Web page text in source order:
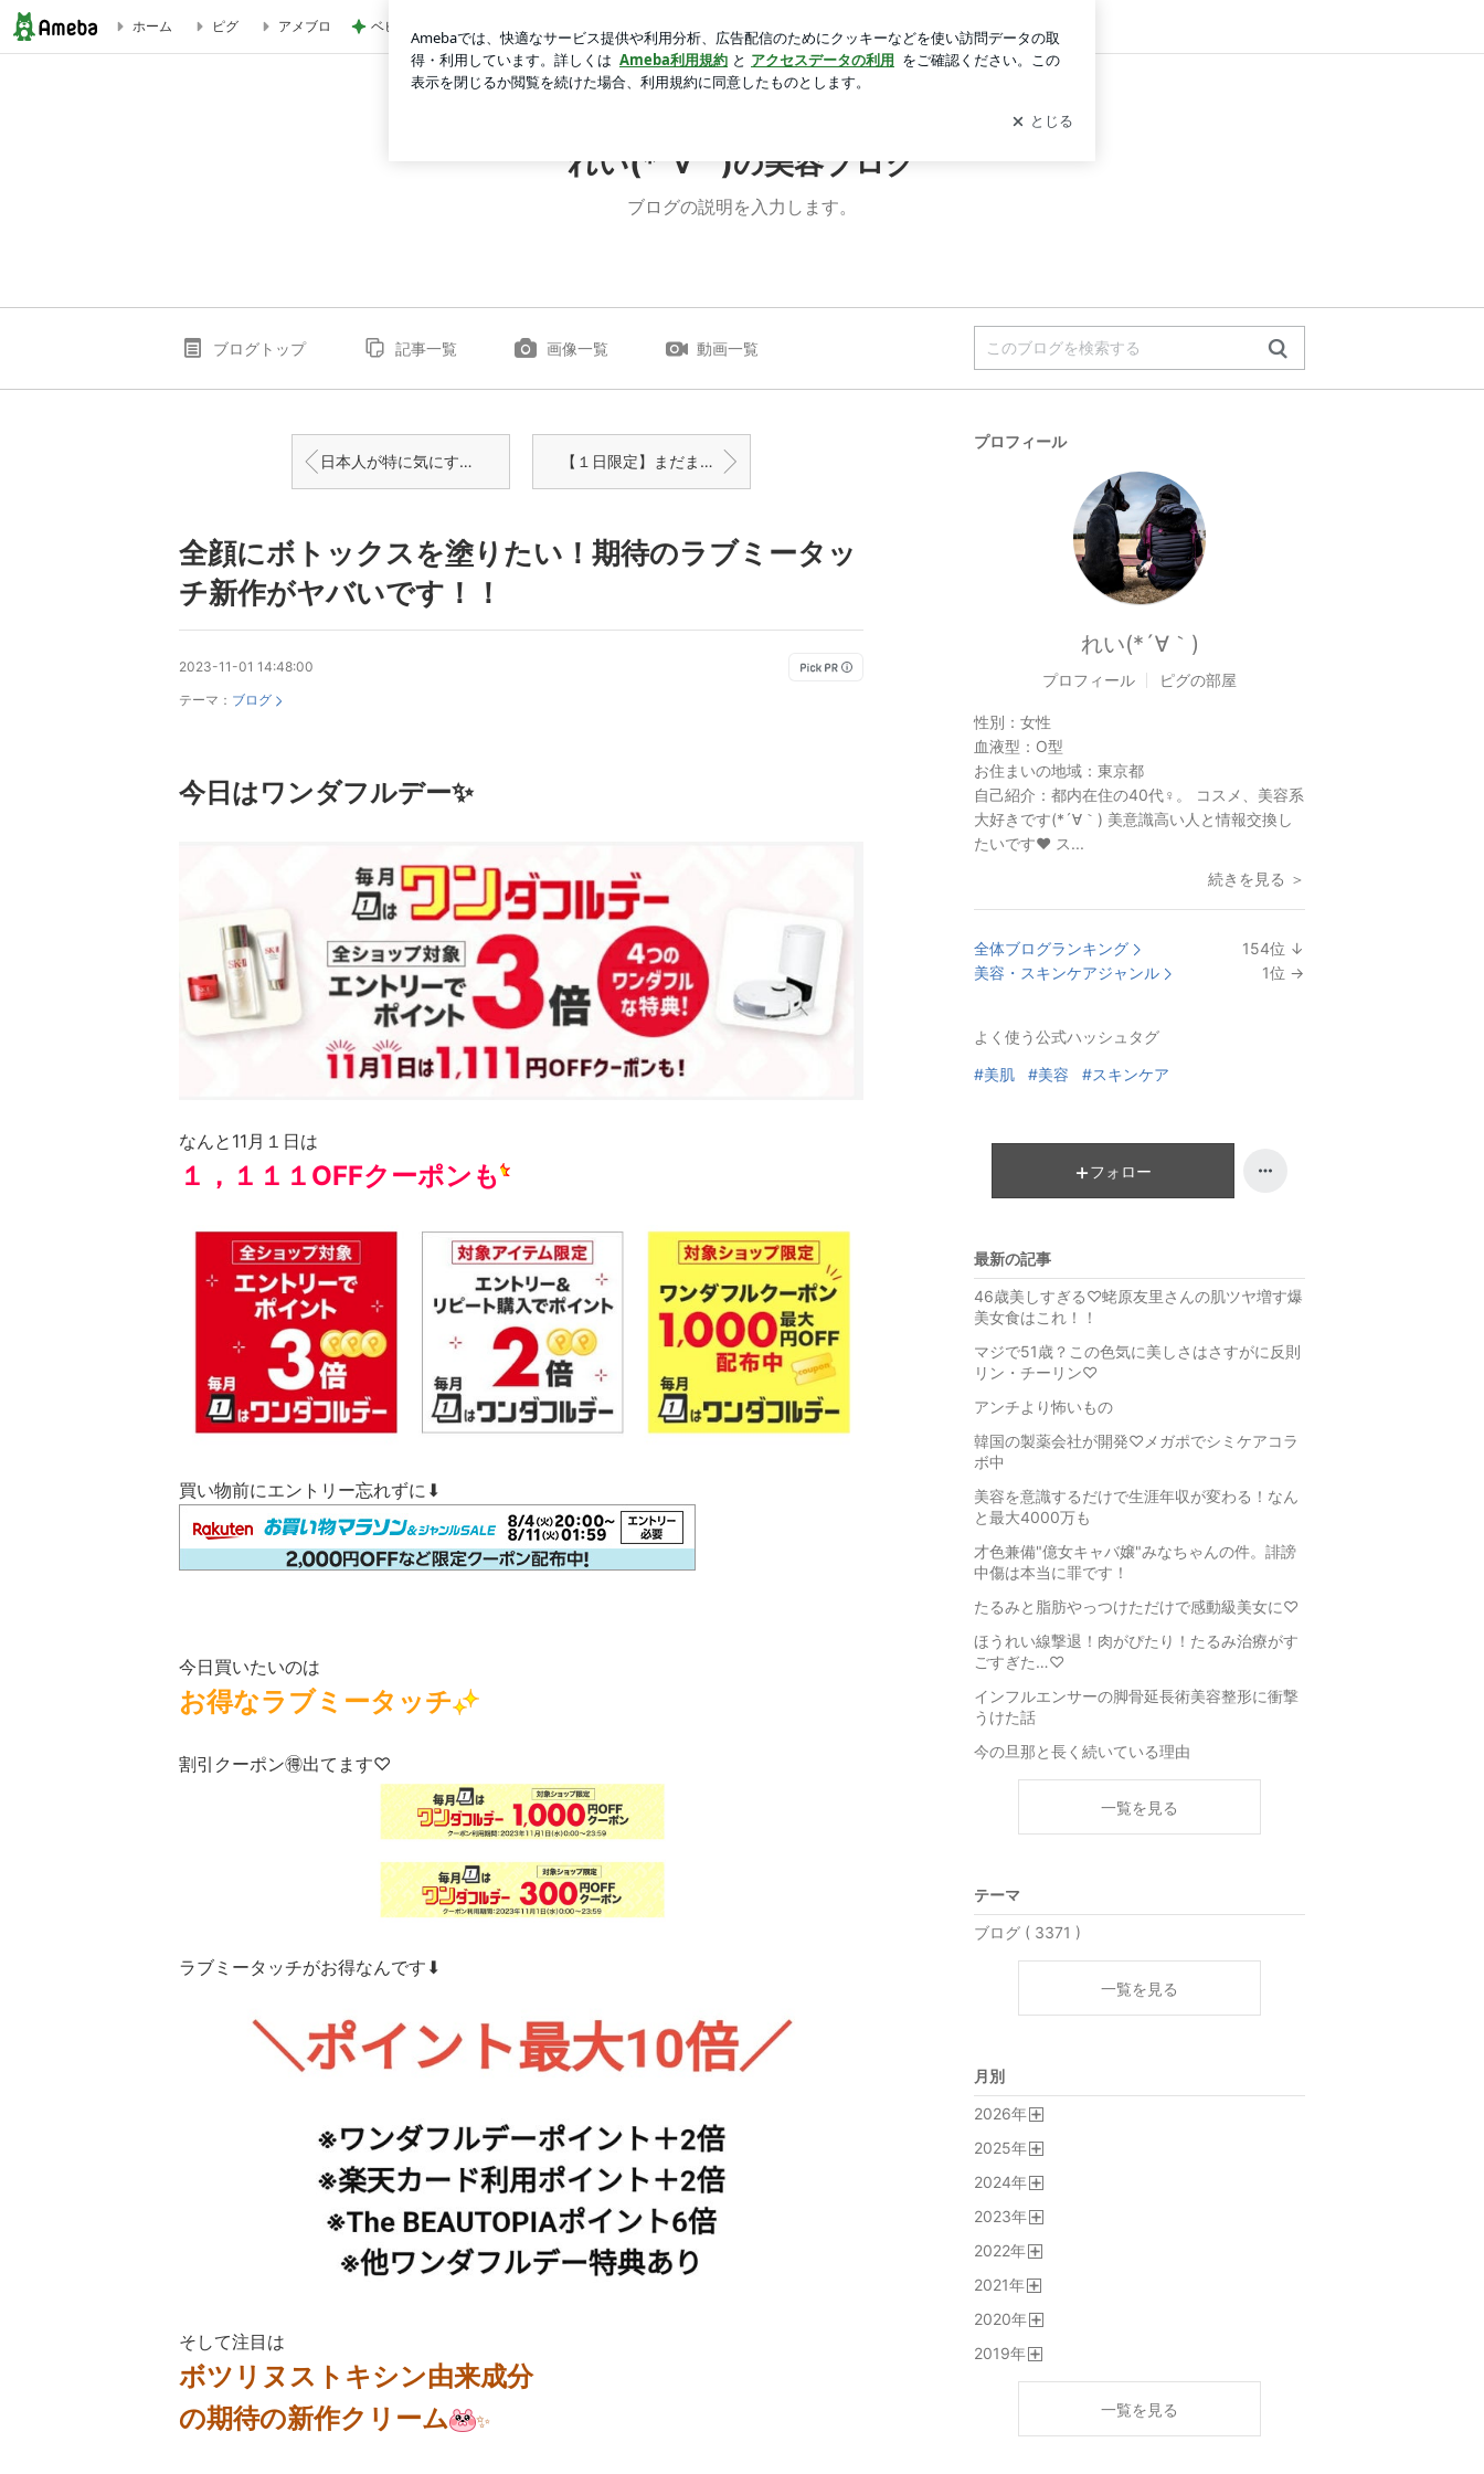
全顔にボトックスを塗りたい！期待のラブミータッチ新作がヤバいです！！ | れい(*´∀｀)の美容ブログ
ホーム ピグ アメブロ ベビー連れでもゆっくりなランチ ログイン
れい(*´∀｀)の美容ブログ
ブログの説明を入力します。
ブログトップ 記事一覧 画像一覧 動画一覧
日本人が特に気にするほうれい線をクローズアップ！！ 【１日限定】まだまだお買い得スキンケアが沢山ですよ〜♡
全顔にボトックスを塗りたい！期待のラブミータッ
チ新作がヤバいです！！
2023-11-01 14:48:00
テーマ： ブログ
今日はワンダフルデー✨
なんと11月１日は
１，１１１OFFクーポンも
買い物前にエントリー忘れずに⬇
今日買いたいのは
お得なラブミータッチ
割引クーポン🉐出てます♡
ラブミータッチがお得なんです⬇
そして注目は
ボツリヌストキシン由来成分
の期待の新作クリーム ✨
プロフィール
れい(*´∀｀)
プロフィール ピグの部屋
性別： 女性
血液型： O型
お住まいの地域： 東京都
自己紹介： 都内在住の40代♀。 コスメ、美容系
大好きです(*´∀｀) 美意識高い人と情報交換し
たいです♥️ ス...
続きを見る ＞
全体ブログランキング 154位 ↓
美容・スキンケアジャンル 1位 →
よく使う公式ハッシュタグ
#美肌 #美容 #スキンケア
フォロー
最新の記事
46歳美しすぎる♡蛯原友里さんの肌ツヤ増す爆
美女食はこれ！！
マジで51歳？この色気に美しさはさすがに反則
リン・チーリン♡
アンチより怖いもの
韓国の製薬会社が開発♡メガポでシミケアコラ
ボ中
美容を意識するだけで生涯年収が変わる！なん
と最大4000万も
才色兼備"億女キャバ嬢"みなちゃんの件。誹謗
中傷は本当に罪です！
たるみと脂肪やっつけただけで感動級美女に♡
ほうれい線撃退！肉がぴたり！たるみ治療がす
ごすぎた…♡
インフルエンサーの脚骨延長術美容整形に衝撃
うけた話
今の旦那と長く続いている理由
一覧を見る
テーマ
ブログ ( 3371 )
一覧を見る
月別
2026年
2025年
2024年
2023年
2022年
2021年
2020年
2019年
一覧を見る